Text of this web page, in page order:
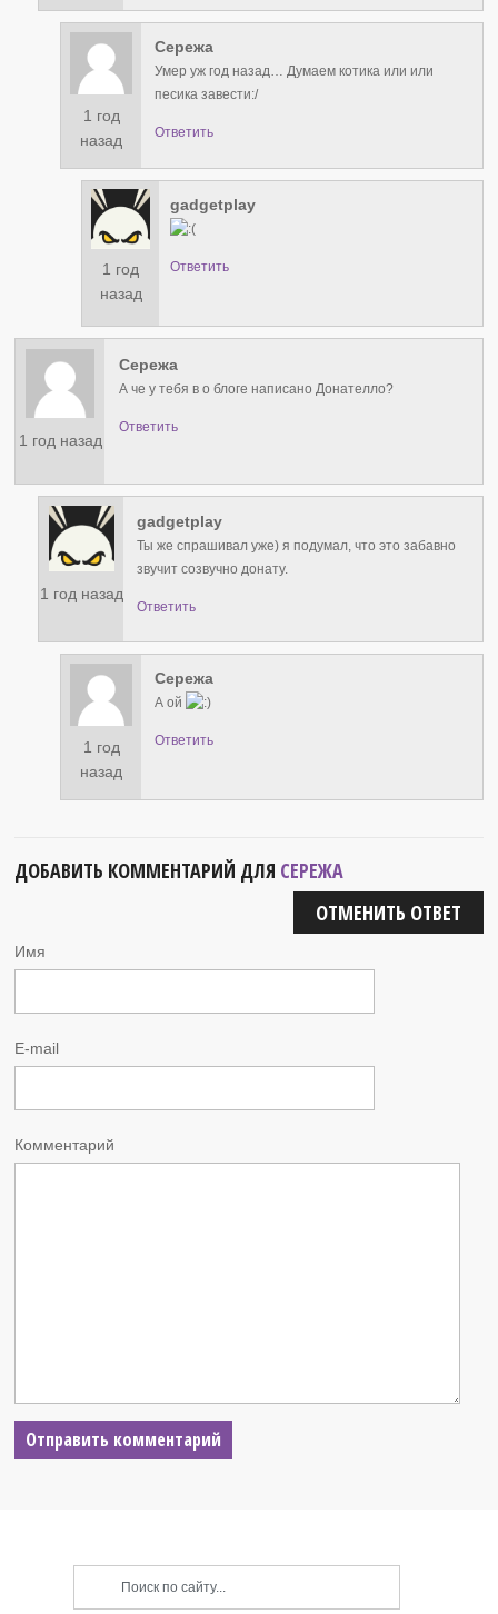
1 год
назад
Сережа
Умер уж год назад… Думаем котика или или
песика завести:/
Ответить
1 год
назад
gadgetplay
Ответить
1 год назад
Сережа
А че у тебя в о блоге написано Донателло?
Ответить
1 год назад
gadgetplay
Ты же спрашивал уже) я подумал, что это забавно
звучит созвучно донату.
Ответить
1 год
назад
Сережа
А ой
Ответить
ДОБАВИТЬ КОММЕНТАРИЙ ДЛЯ СЕРЕЖА
ОТМЕНИТЬ ОТВЕТ
Имя
E-mail
Комментарий